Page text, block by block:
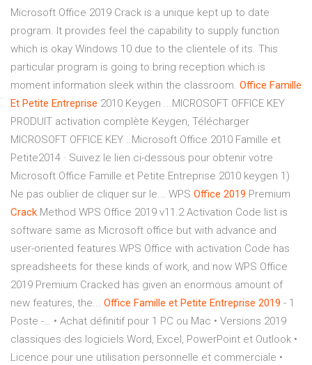
Microsoft Office 2019 Crack is a unique kept up to date
program. It provides feel the capability to supply function
which is okay Windows 10 due to the clientele of its. This
particular program is going to bring reception which is
moment information sleek within the classroom. Office Famille
Et Petite Entreprise 2010 Keygen ...MICROSOFT OFFICE KEY
PRODUIT activation complète Keygen, Télécharger
MICROSOFT OFFICE KEY ..Microsoft Office 2010 Famille et
Petite2014 · Suivez le lien ci-dessous pour obtenir votre
Microsoft Office Famille et Petite Entreprise 2010 keygen 1)
Ne pas oublier de cliquer sur le... WPS Office 2019 Premium
Crack Method WPS Office 2019 v11.2 Activation Code list is
software same as Microsoft office but with advance and
user-oriented features.WPS Office with activation Code has
spreadsheets for these kinds of work, and now WPS Office
2019 Premium Cracked has given an enormous amount of
new features, the... Office Famille et Petite Entreprise 2019 - 1
Poste -… • Achat définitif pour 1 PC ou Mac • Versions 2019
classiques des logiciels Word, Excel, PowerPoint et Outlook •
Licence pour une utilisation personnelle et commerciale •